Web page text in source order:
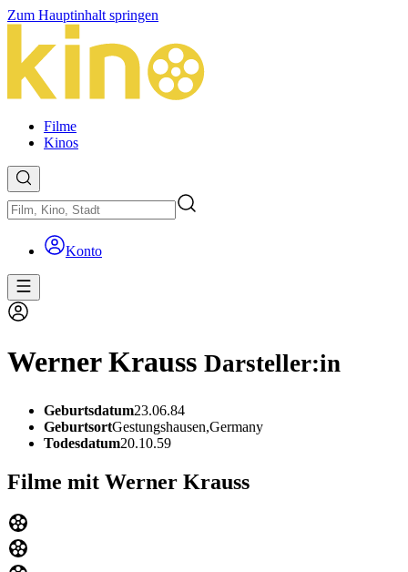
Zum Hauptinhalt springen
Filme
Kinos
Konto
Werner Krauss Darsteller:in
Geburtsdatum23.06.84
GeburtsortGestungshausen,Germany
Todesdatum20.10.59
Filme mit Werner Krauss